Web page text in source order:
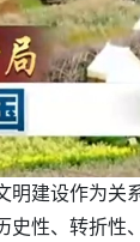
明建设作为关
史性、转折性